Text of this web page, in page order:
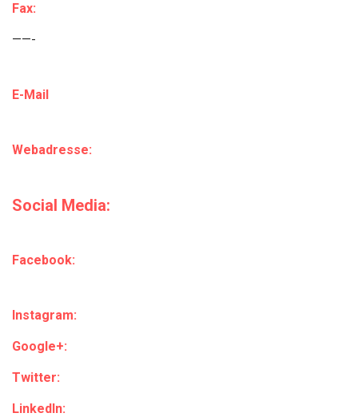
Fax:
——-
E-Mail
Webadresse:
Social Media:
Facebook:
Instagram:
Google+:
Twitter:
LinkedIn: